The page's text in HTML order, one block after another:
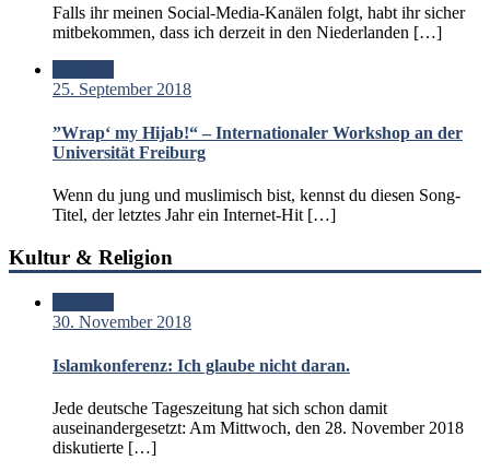
Falls ihr meinen Social-Media-Kanälen folgt, habt ihr sicher
mitbekommen, dass ich derzeit in den Niederlanden […]
25. September 2018
”Wrap‘ my Hijab!“ – Internationaler Workshop an der
Universität Freiburg
Wenn du jung und muslimisch bist, kennst du diesen Song-
Titel, der letztes Jahr ein Internet-Hit […]
Kultur & Religion
30. November 2018
Islamkonferenz: Ich glaube nicht daran.
Jede deutsche Tageszeitung hat sich schon damit
auseinandergesetzt: Am Mittwoch, den 28. November 2018
diskutierte […]